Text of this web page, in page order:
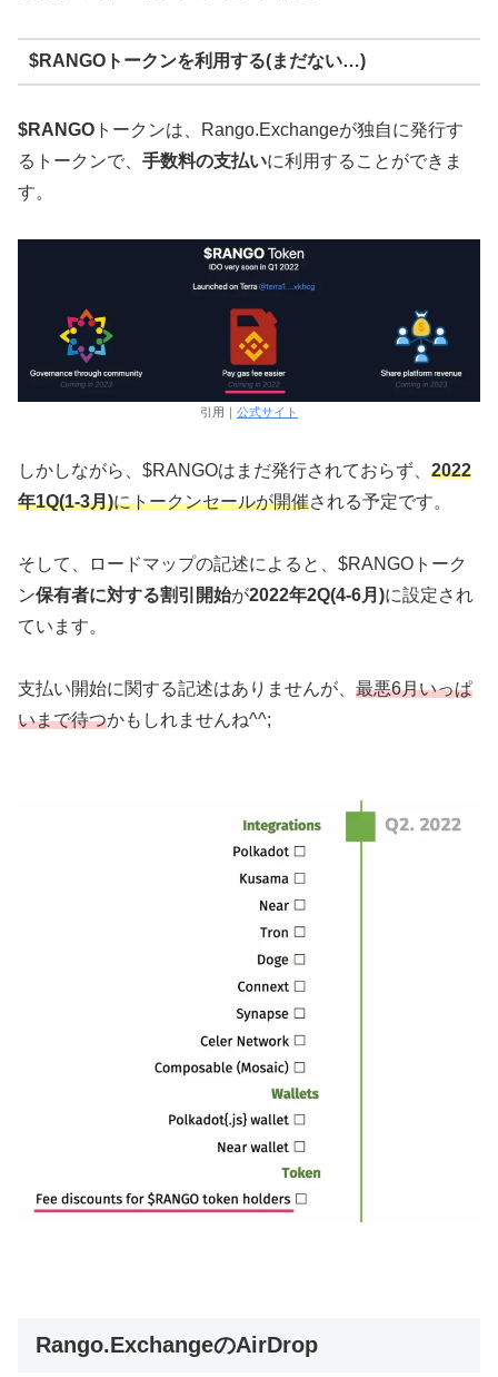
$RANGOトークンを利用する(まだない…)
$RANGO トークンは、Rango.Exchangeが独自に発行す
るトークンで、 手数料の支払いに利用することができま
す。
引用｜ 公式サイト
しかしながら、$RANGOはまだ発行されておらず、 2022
年1Q(1-3月)にトークンセールが開催される予定です。
そして、ロードマップの記述によると、$RANGOトーク
ン保有者に対する割引開始が2022年2Q(4-6月)に設定され
ています。
支払い開始に関する記述はありませんが、 最悪6月いっぱ
いまで待つかもしれませんね^^;
Rango.ExchangeのAirDrop